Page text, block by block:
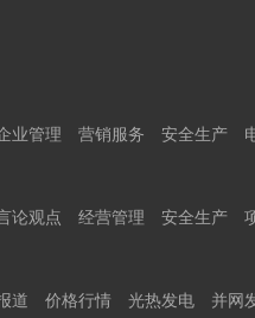
业管理 营销服务 安全生产
论观点 经营管理 安全生产
道 价格行情 光热发电 并网